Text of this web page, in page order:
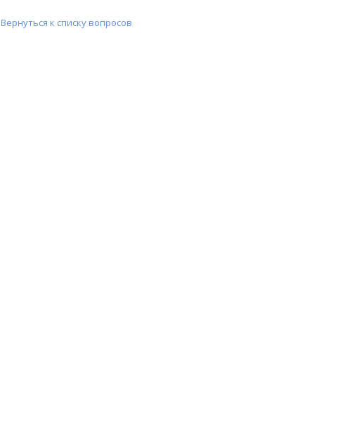
Вернуться к списку вопросов